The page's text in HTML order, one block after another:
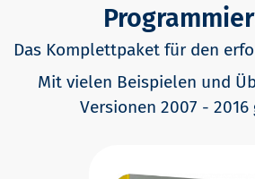
Das Komplettpaket für den
Mit vielen Beispielen und
Versionen 2007 - 2016